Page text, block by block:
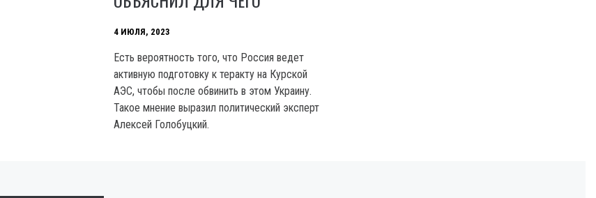
4 ИЮЛЯ, 2023
Есть вероятность того, что Россия ведет
активную подготовку к теракту на Курской
АЭС, чтобы после обвинить в этом Украину.
Такое мнение выразил политический эксперт
Алексей Голобуцкий.